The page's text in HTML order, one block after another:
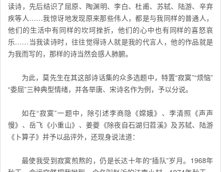
读诗，先后结识了屈原、陶渊明、李白、杜甫、苏轼、陆游、辛弃
疾等人……我惊讶地发现原来那些伟人，都是与我同样的普通人，
他们的生活中有同样的坎坷挫折，他们的心中也有同样的喜怒哀
乐……当我读诗时，往往觉得诗人就是我的代言人，他的作品就是
为我而写的，那样的诗当然会感人肺腑。
为此，莫先生在其这部诗话集的众多选题中，特置“寂寞”“烦恼”
“委屈”三种典型情绪，并各举唐、宋诗名作为例，予以分说。
如在“寂寞”一题中，除引述李商隐《嫦娥》、李清照《声声
慢》、岳飞《小重山》、姜夔《除夜自石湖归苕溪》及苏轼、陆游
《卜算子》并予以品评外，还现身说法道：
最使我受到寂寞煎熬的，仍是长达十年的“插队”岁月。1968年